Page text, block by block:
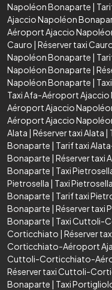
Napoléon Bonaparte |
Ajaccio Napoléon
Aéroport Ajaccio
Cauro | Réserver taxi
Napoléon Bonaparte |
Napoléon Bonaparte |
Napoléon Bonaparte |
Taxi Afa-Aéroport
Aéroport Ajaccio
Aéroport Ajaccio
Alata | Réserver taxi Alata |
Bonaparte | Tarif taxi
Bonaparte | Réserver taxi
Bonaparte | Taxi
Pietrosella | Taxi
Bonaparte | Tarif taxi
Bonaparte | Réserver taxi
Bonaparte | Taxi Cuttoli-
Corticchiato | Réserver
Corticchiato-Aéroport
Cuttoli-Corticchiato-
Réserver taxi Cuttoli-
Bonaparte | Taxi